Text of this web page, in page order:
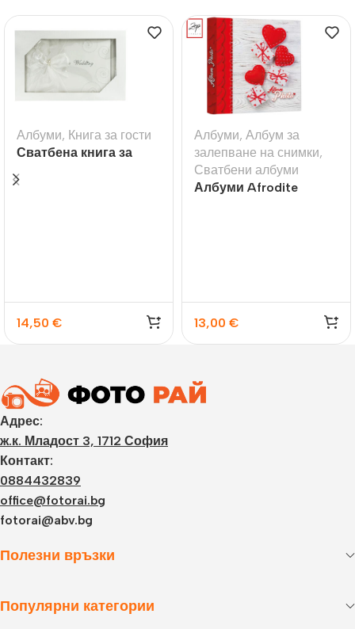
Албуми, Книга за гости
Сватбена книга за
Wedding
14,50 €
Албуми, Албум за
залепване на снимки,
Сватбени албуми
Албуми Afrodite
13,00 €
Адрес:
ж.к. Младост 3, 1712 София
Контакт:
0884432839
office@fotorai.bg
fotorai@abv.bg
Полезни връзки
Популярни категории